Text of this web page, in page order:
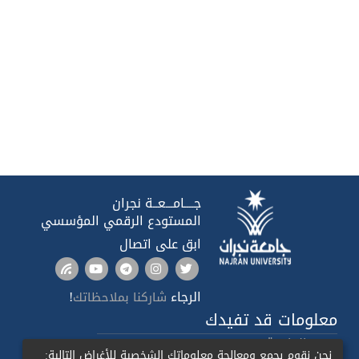
جــــامـــعــة نجران
المستودع الرقمي المؤسسي
ابق على اتصال
الرجاء شاركنا بملاحظاتك!
معلومات قد تفيدك
صدى الجامعة